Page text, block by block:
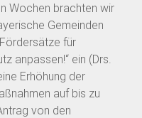
Wochen brachten wir
Gemeinden
für
anpassen!“ ein (Drs.
Erhöhung der
auf bis zu
von den